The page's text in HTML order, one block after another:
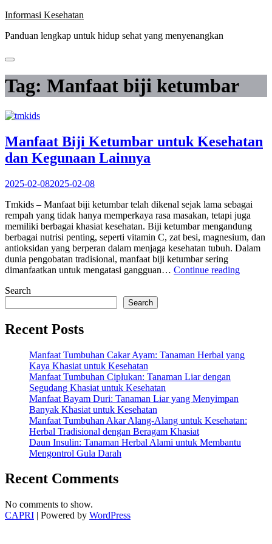
Skip
content
Informasi Kesehatan
Panduan lengkap untuk hidup sehat yang menyenangkan
Tag: Manfaat biji ketumbar
Manfaat Biji Ketumbar untuk Kesehatan
dan Kegunaan Lainnya
2025-02-082025-02-08
Tmkids – Manfaat biji ketumbar telah dikenal sejak lama sebagai
rempah yang tidak hanya memperkaya rasa masakan, tetapi juga
memiliki berbagai khasiat kesehatan. Biji ketumbar mengandung
berbagai nutrisi penting, seperti vitamin C, zat besi, magnesium, dan
antioksidan yang berperan dalam menjaga kesehatan tubuh. Dalam
dunia pengobatan tradisional, manfaat biji ketumbar sering
dimanfaatkan untuk mengatasi gangguan… Continue reading
Search
Search
Recent Posts
Manfaat Tumbuhan Cakar Ayam: Tanaman Herbal yang
Kaya Khasiat untuk Kesehatan
Manfaat Tumbuhan Ciplukan: Tanaman Liar dengan
Segudang Khasiat untuk Kesehatan
Manfaat Bayam Duri: Tanaman Liar yang Menyimpan
Banyak Khasiat untuk Kesehatan
Manfaat Tumbuhan Akar Alang-Alang untuk Kesehatan:
Herbal Tradisional dengan Beragam Khasiat
Daun Insulin: Tanaman Herbal Alami untuk Membantu
Mengontrol Gula Darah
Recent Comments
No comments to show.
CAPRI | Powered by WordPress